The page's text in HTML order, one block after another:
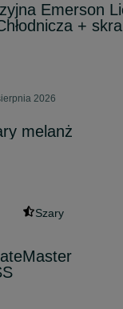
Emerson
+
2026
melanż
Szary